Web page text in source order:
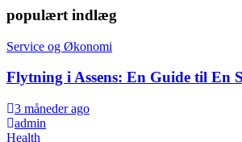
populært indlæg
Service og Økonomi
Flytning i Assens: En Guide til En
3 måneder ago
admin
Health